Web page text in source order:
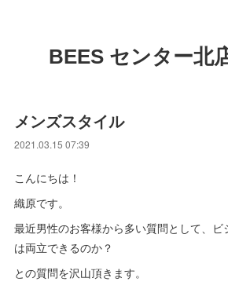
BEES センター北
メンズスタイル
2021.03.15 07:39
こんにちは！
織原です。
最近男性のお客様から多い質問として、ビ
は両立できるのか？
との質問を沢山頂きます。